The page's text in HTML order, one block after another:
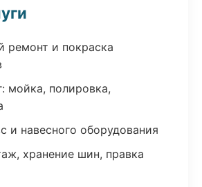
ремонт и покраска
мойка, полировка,
и навесного оборудования
хранение шин, правка